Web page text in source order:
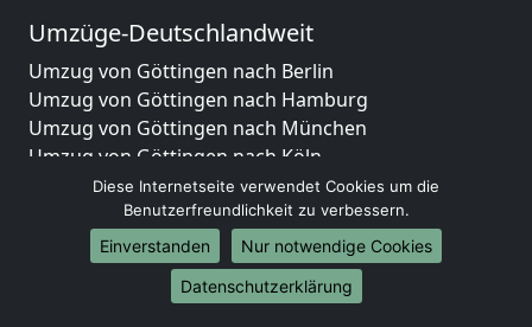
Umzüge-Deutschlandweit
Umzug von Göttingen nach Berlin
Umzug von Göttingen nach Hamburg
Umzug von Göttingen nach München
Umzug von Göttingen nach Köln
Umzug von Göttingen nach Frankfurt am Main
Umzug von Göttingen nach Stuttgart
Umzug von Göttingen nach Düsseldorf
Umzug von Göttingen nach Leipzig
Umzug von Göttingen nach Dortmund
Diese Internetseite verwendet Cookies um die
Benutzerfreundlichkeit zu verbessern.
Einverstanden
Nur notwendige Cookies
Datenschutzerklärung